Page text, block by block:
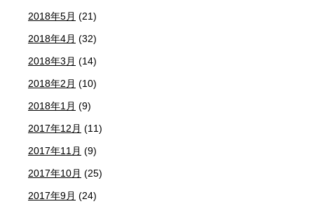
2018年5月 (21)
2018年4月 (32)
2018年3月 (14)
2018年2月 (10)
2018年1月 (9)
2017年12月 (11)
2017年11月 (9)
2017年10月 (25)
2017年9月 (24)